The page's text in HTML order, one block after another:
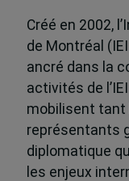
Créé en 2002,
de Montréal
ancré dans la
activités de
mobilisent tant
représentants
diplomatique
les enjeux